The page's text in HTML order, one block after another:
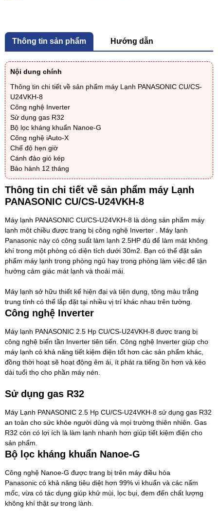
Thông tin sản phẩm Hướng dẫn
Nội dung chính
Thông tin chi tiết về sản phẩm máy Lạnh PANASONIC CU/CS-
U24VKH-8
Công nghệ Inverter
Sử dụng gas R32
Bộ lọc kháng khuẩn Nanoe-G
Công nghệ iAuto-X
Chế độ hẹn giờ
Cánh đảo gió kép
Bảo hành 12 tháng
Thông tin chi tiết về sản phẩm máy Lạnh
PANASONIC CU/CS-U24VKH-8
Máy lạnh PANASONIC CU/CS-U24VKH-8 là dòng sản phẩm máy
lạnh một chiều được trang bị công nghệ Inverter . Máy lạnh
Panasonic này có công suất làm lạnh 2.5HP đủ để làm mát không
khí trong một phòng có diện tích dưới 30m2. Bạn có thể đặt sản
phẩm máy lạnh trong phòng ngủ hay trong phòng làm việc để tận
hưởng cảm giác mát lạnh và thoải mái.
Máy lạnh sở hữu thiết kế hiện đại và tiện dụng, tông màu trắng
trung tính có thể lắp đặt tại nhiều vị trí khác nhau trên tường.
Công nghệ Inverter
Máy lạnh PANASONIC 2.5 Hp CU/CS-U24VKH-8 được trang bị
công nghệ biến tần Inverter tiên tiến. Công nghệ Inverter giúp cho
máy lạnh có khả năng tiết kiệm điện tốt hơn các sản phẩm khác,
đồng thời hoạt sẽ hoạt động êm ái, ít phát ra tiếng ồn hơn và kéo
dài tuổi thọ cho phần máy nén.
Sử dụng gas R32
Máy Lạnh PANASONIC 2.5 Hp CU/CS-U24VKH-8 sử dụng gas R32
an toàn cho sức khỏe người dùng và mọi trường thiên nhiên. Gas
R32 còn có lợi ích là làm lạnh nhanh hơn giúp tiết kiệm điện cho
sản phẩm.
Bộ lọc kháng khuẩn Nanoe-G
Công nghệ Nanoe-G được trang bị trên máy điều hòa
Panasonic có khả năng tiêu diệt hơn 99% vi khuẩn và các nấm
mốc, vừa có tác dụng giúp khử mùi, lọc bụi, đem đến chất lượng
không khí thật sự trong lành.